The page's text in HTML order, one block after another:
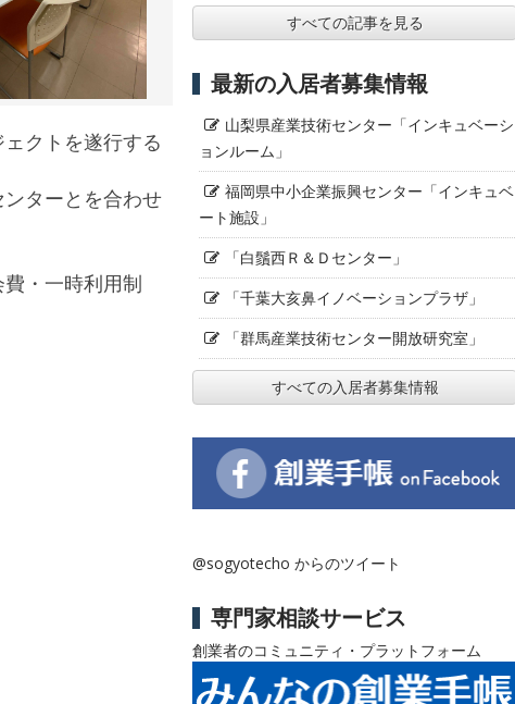
クトを遂行する
ターとを合わせ
・一時利用制
すべての記事を見る
最新の入居者募集情報
山梨県産業技術センター「インキュベーシ
ョンルーム」
福岡県中小企業振興センター「インキュベ
ート施設」
「白鬚西Ｒ＆Ｄセンター」
「千葉大亥鼻イノベーションプラザ」
「群馬産業技術センター開放研究室」
すべての入居者募集情報
@sogyotecho からのツイート
専門家相談サービス
創業者のコミュニティ・プラットフォーム